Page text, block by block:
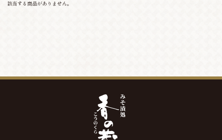
該当する商品がありません。